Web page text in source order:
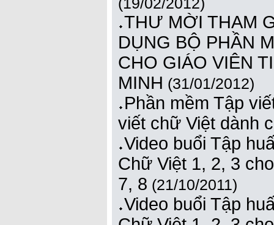
THƯ MỜI THAM
DỤNG BỘ PHẦN
CHO GIÁO VIÊN
MINH (31/01/2012)
Phần mềm Tập
viết chữ Việt dành
Video buổi Tập
Chữ Việt 1, 2, 3
7, 8 (21/10/2011)
Video buổi Tập